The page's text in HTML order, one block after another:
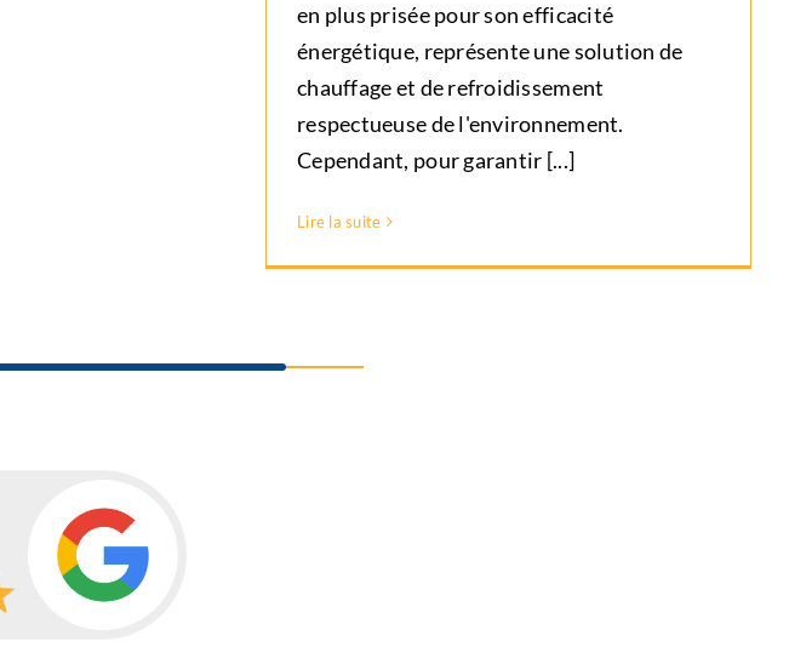
en plus prisée pour son efficacité
énergétique, représente une solution de
chauffage et de refroidissement
respectueuse de l'environnement.
Cependant, pour garantir [...]
Lire la suite